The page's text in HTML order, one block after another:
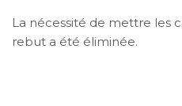
La nécessité de mettre les
rebut a été éliminée.